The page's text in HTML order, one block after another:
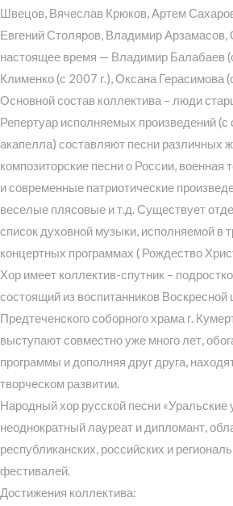
Швецов, Вячеслав Крюков, Артем
Евгений Столяров, Владимир Арзамасов,
настоящее время — Владимир Балабаев
Клименко (с 2007 г.), Оксана Герасимова
Основной состав коллектива – люди
Репертуар исполняемых произведений
акапелла) составляют песни различных
композиторские песни о России,
и современные патриотические
веселые плясовые и т.д. Существует
список духовной музыки, исполняемой в
концертных программах ( Рождество
Хор имеет коллектив-спутник –
состоящий из воспитанников
Предтеченского соборного храма г.
выступают совместно уже много лет,
программы и дополняя друг друга,
творческом развитии.
Народный хор русской песни «Уральские
неоднократный лауреат и дипломант,
республиканских, российских и
фестивалей.
Достижения коллектива: